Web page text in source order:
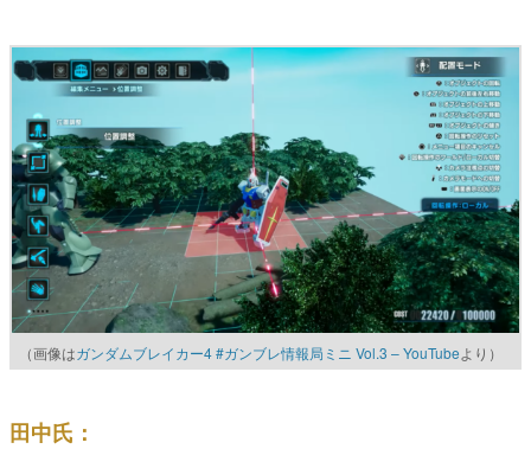
（画像はガンダムブレイカー4 #ガンブレ情報局ミニ Vol.3 – YouTubeより）
田中氏：